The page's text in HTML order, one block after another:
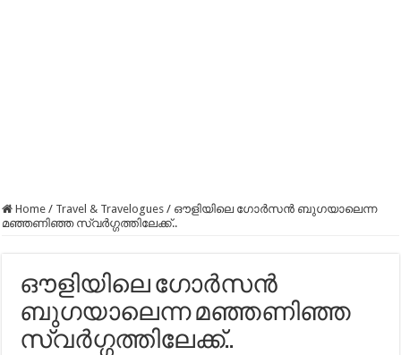
Home / Travel & Travelogues / ഔളിയിലെ ഗോർസൻ ബുഗയാലെന്ന
മഞ്ഞണിഞ്ഞ സ്വർഗ്ഗത്തിലേക്ക്..
ഔളിയിലെ ഗോർസൻ
ബുഗയാലെന്ന മഞ്ഞണിഞ്ഞ
സ്വർഗ്ഗത്തിലേക്ക്..